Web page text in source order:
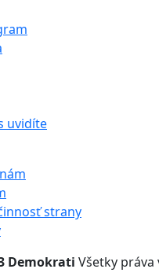
uvidíte
strany
Demokrati Všetky práva